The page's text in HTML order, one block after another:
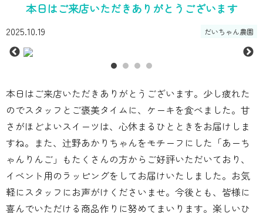
本日はご来店いただきありがとうございます
2025.10.19 だいちゃん農園
本日はご来店いただきありがとうございます。少し疲れた
のでスタッフとご褒美タイムに、ケーキを食べました。甘
さがほどよいスイーツは、心休まるひとときをお届けしま
すね。また、辻野あかりちゃんをモチーフにした「あーち
ゃんりんご」もたくさんの方からご好評いただいており、
イベント用のラッピングをしてお届けいたしました。お気
軽にスタッフにお声がけくださいませ。今後とも、皆様に
喜んでいただける商品作りに努めてまいります。楽しいひ